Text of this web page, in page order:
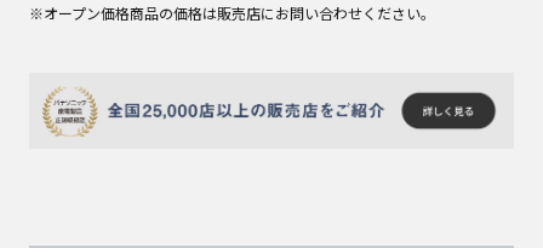
※オープン価格商品の価格は販売店にお問い合わせください。